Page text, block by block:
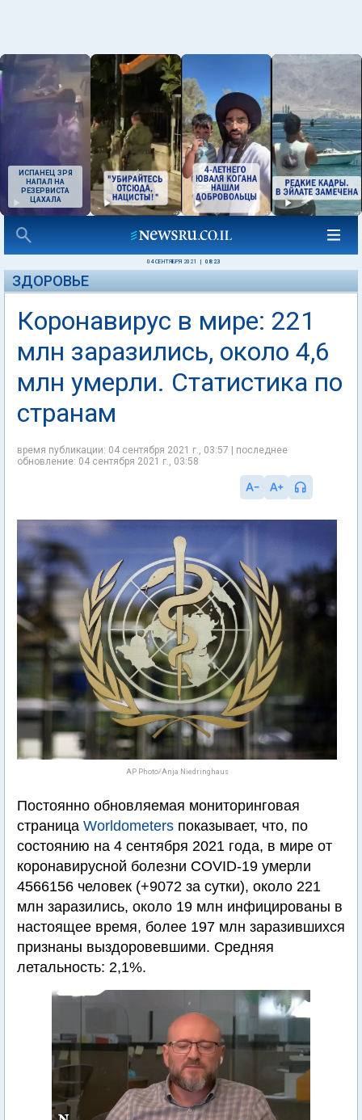
ИСПАНЕЦ ЗРЯ
НАПАЛ НА
РЕЗЕРВИСТА
ЦАХАЛА
04 СЕНТЯБРЯ 2021 08:23
ЗДОРОВЬЕ
Коронавирус в мире: 221
млн заразились, около 4,6
млн умерли. Статистика по
странам
время публикации: 04 сентября 2021 г., 03:57 | последнее
обновление: 04 сентября 2021 г., 03:58
AP Photo/Anja Niedringhaus
Постоянно обновляемая мониторинговая
страница Worldometers показывает, что, по
состоянию на 4 сентября 2021 года, в мире от
коронавирусной болезни COVID-19 умерли
4566156 человек (+9072 за сутки), около 221
млн заразились, около 19 млн инфицированы в
настоящее время, более 197 млн заразившихся
признаны выздоровевшими. Средняя
летальность: 2,1%.